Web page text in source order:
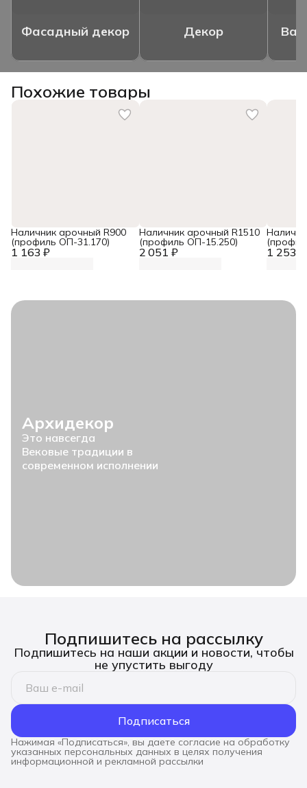
Фасадный декор Декор
Похожие товары
1 163 ₽
Наличник арочный R900
(профиль ОП-31.170)
2 051 ₽
Наличник арочный R1510
(профиль ОП-15.250)
1 253 ₽
Архидекор
Это навсегда
Вековые традиции в
современном исполнении
Подпишитесь на рассылку
Подпишитесь на наши акции и новости, чтобы
не упустить выгоду
Подписаться
Нажимая «Подписаться», вы даете согласие на обработку
указанных персональных данных в целях получения
информационной и рекламной рассылки